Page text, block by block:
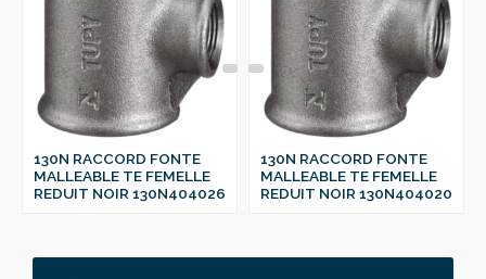
130N RACCORD FONTE
MALLEABLE TE FEMELLE
REDUIT NOIR 130N404026
130N RACCORD FONTE
MALLEABLE TE FEMELLE
REDUIT NOIR 130N404020